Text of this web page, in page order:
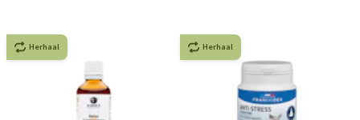
Herhaal Herhaal